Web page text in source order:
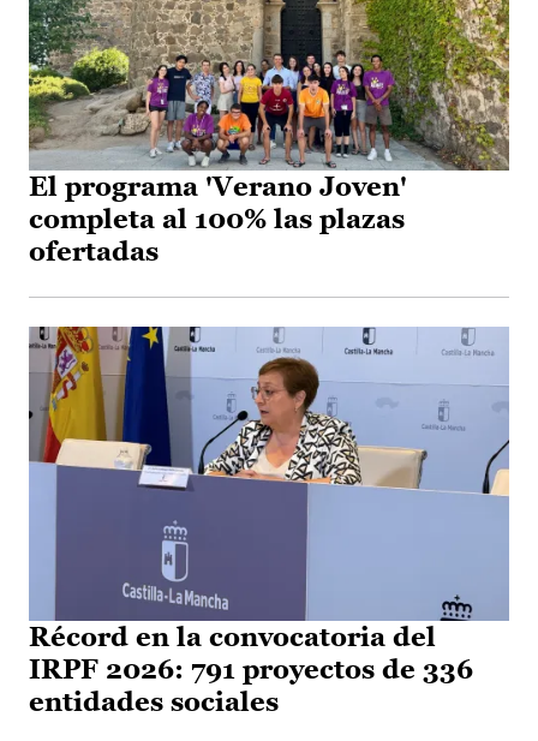
El programa 'Verano Joven'
completa al 100% las plazas
ofertadas
Récord en la convocatoria del
IRPF 2026: 791 proyectos de 336
entidades sociales